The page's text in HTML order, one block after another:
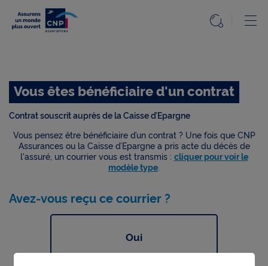
Particuliers
Le
Mag
Nos
solutions
Vous êtes bénéficiaire d'un contrat
Contrat souscrit auprès de la Caisse d’Epargne
Vous pensez être bénéficiaire d’un contrat ? Une fois que CNP
Assurances ou la Caisse d’Epargne a pris acte du décès de
l'assuré, un courrier vous est transmis : cliquer pour voir le
modèle type
Avez-vous reçu ce courrier ?
Oui